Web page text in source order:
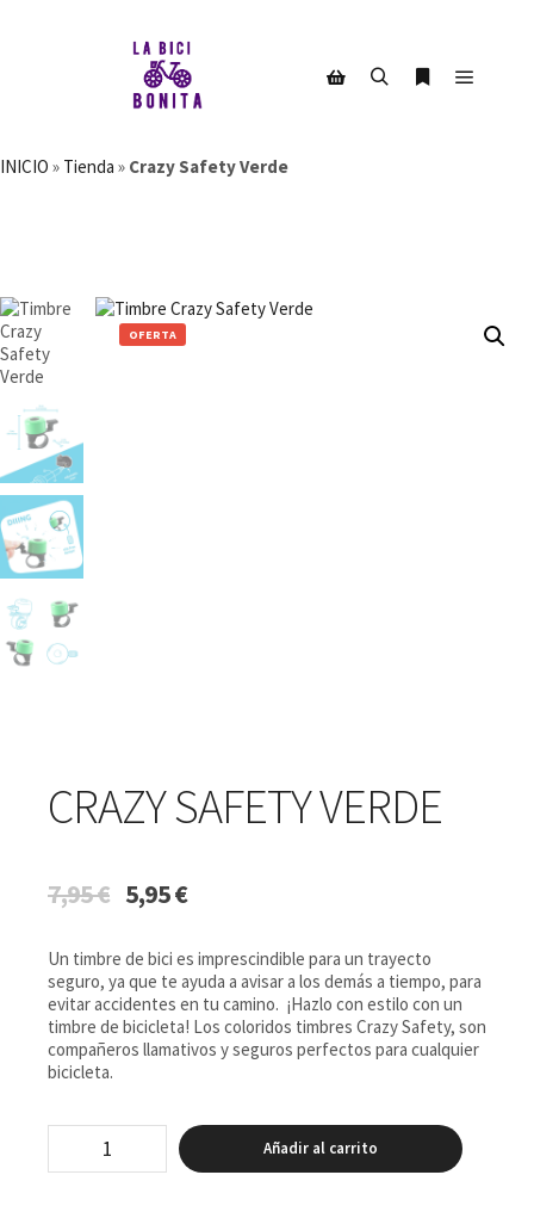
INICIO » Tienda » Crazy Safety Verde
OFERTA
CRAZY SAFETY VERDE
7,95€
precio
era:
7,95 €.
5,95€El
es:
5,95 €.
Un timbre de bici es imprescindible para un trayecto
seguro, ya que te ayuda a avisar a los demás a tiempo, para
evitar accidentes en tu camino. ¡Hazlo con estilo con un
timbre de bicicleta! Los coloridos timbres Crazy Safety, son
compañeros llamativos y seguros perfectos para cualquier
bicicleta.
Verde
Añadir al carrito